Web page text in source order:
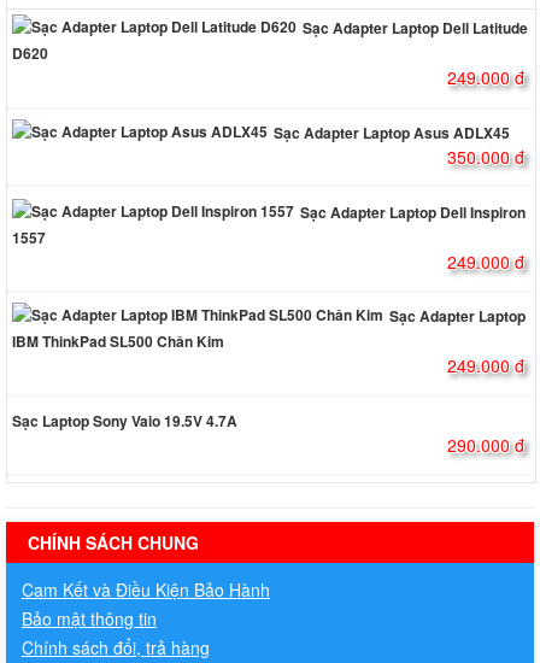
Sạc Adapter Laptop Dell Latitude
D620
249.000 đ
Sạc Adapter Laptop Asus ADLX45
350.000 đ
Sạc Adapter Laptop Dell Inspiron
1557
249.000 đ
Sạc Adapter Laptop
IBM ThinkPad SL500 Chân Kim
249.000 đ
Sạc Laptop Sony Vaio 19.5V 4.7A
290.000 đ
hermes handbags outlet online
CHÍNH SÁCH CHUNG
Cam Kết và Điều Kiện Bảo Hành
Bảo mật thông tin
Chính sách đổi, trả hàng